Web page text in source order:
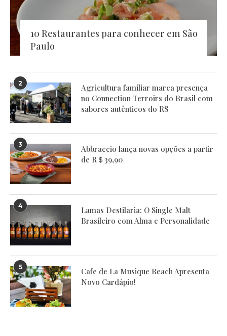
10 Restaurantes para conhecer em São
Paulo
2
Agricultura familiar marca presença
no Connection Terroirs do Brasil com
sabores autênticos do RS
3
Abbraccio lança novas opções a partir
de R＄39,90
4
Lamas Destilaria: O Single Malt
Brasileiro com Alma e Personalidade
5
Cafe de La Musique Beach Apresenta
Novo Cardápio!